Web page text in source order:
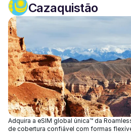
Cazaquistão
Adquira a eSIM global única™ da
de cobertura confiável com formas